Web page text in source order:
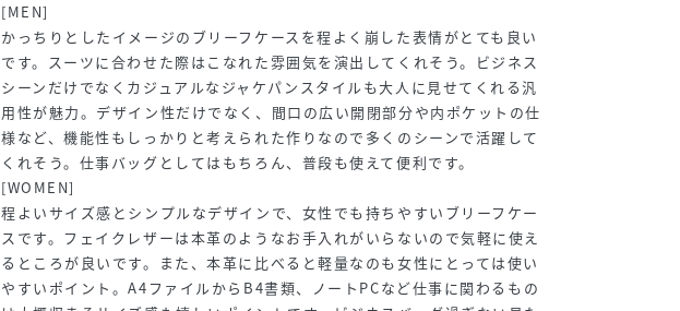
[MEN]
かっちりとしたイメージのブリーフケースを程よく崩した表情がとても良い
です。スーツに合わせた際はこなれた雰囲気を演出してくれそう。ビジネス
シーンだけでなくカジュアルなジャケパンスタイルも大人に見せてくれる汎
用性が魅力。デザイン性だけでなく、間口の広い開閉部分や内ポケットの仕
様など、機能性もしっかりと考えられた作りなので多くのシーンで活躍して
くれそう。仕事バッグとしてはもちろん、普段も使えて便利です。
[WOMEN]
程よいサイズ感とシンプルなデザインで、女性でも持ちやすいブリーフケー
スです。フェイクレザーは本革のようなお手入れがいらないので気軽に使え
るところが良いです。また、本革に比べると軽量なのも女性にとっては使い
やすいポイント。A4ファイルからB4書類、ノートPCなど仕事に関わるもの